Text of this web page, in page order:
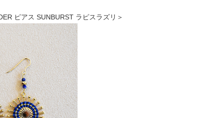
ピアス SUNBURST ラピスラズリ＞